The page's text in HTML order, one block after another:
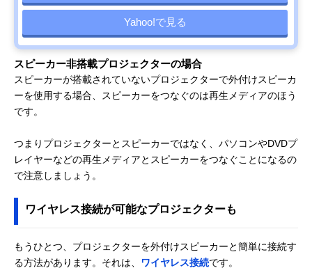
Yahoo!で見る
スピーカー非搭載プロジェクターの場合
スピーカーが搭載されていないプロジェクターで外付けスピーカ
ーを使用する場合、スピーカーをつなぐのは再生メディアのほう
です。
つまりプロジェクターとスピーカーではなく、パソコンやDVDプ
レイヤーなどの再生メディアとスピーカーをつなぐことになるの
で注意しましょう。
ワイヤレス接続が可能なプロジェクターも
もうひとつ、プロジェクターを外付けスピーカーと簡単に接続す
る方法があります。それは、 ワイヤレス接続です。